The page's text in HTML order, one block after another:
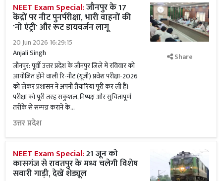
NEET Exam Special:जौनपुर के 17
केंद्रों पर नीट पुनर्परीक्षा, भारी वाहनों की
'नो एंट्री' और रूट डायवर्जन लागू
20 Jun 2026 16:29:15
Anjali Singh
जौनपुर: पूर्वी उत्तर प्रदेश के जौनपुर जिले में रविवार को
आयोजित होने वाली रि-नीट (यूजी) प्रवेश परीक्षा-2026
को लेकर प्रशासन ने अपनी तैयारियां पूरी कर ली हैं।
परीक्षा को पूरी तरह सकुशल, निष्पक्ष और सुचितापूर्ण
तरीके से सम्पन्न कराने के...
उत्तर प्रदेश
Share
NEET Exam Special:21 जून को
कासगंज से रावतपुर के मध्य चलेगी विशेष
सवारी गाड़ी, देखें शेड्यूल